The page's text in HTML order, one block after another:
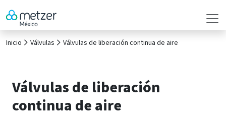
Inicio Válvulas Válvulas de liberación continua de aire
Válvulas de liberación
continua de aire